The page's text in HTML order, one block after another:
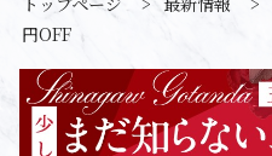
円OFF